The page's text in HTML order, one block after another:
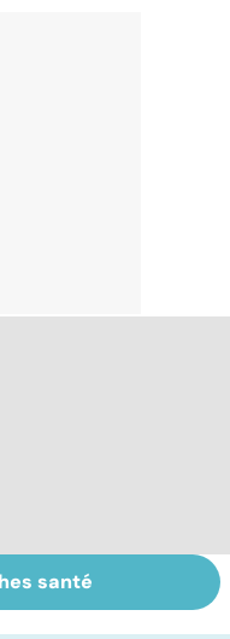
savoir sur
infections
santé